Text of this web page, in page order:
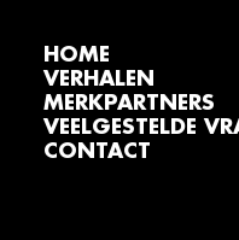
HOME
VERHALEN
MERKPARTNERS
VEELGESTELDE
CONTACT